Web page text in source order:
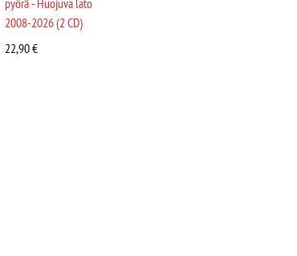
pyörä - Huojuva lato
2008-2026 (2 CD)
22,90€